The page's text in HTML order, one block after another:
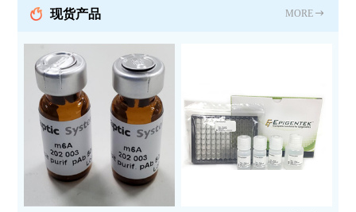
现货产品 MORE